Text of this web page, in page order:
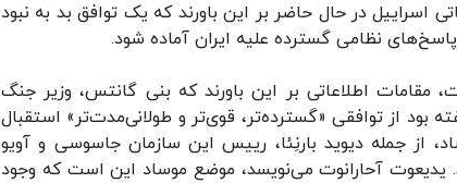
در حال حاضر بر این باورند که یک توافق بد به نبود
نظامی گسترده علیه ایران آماده شود.
مقامات اطلاعاتی بر این باورند که بنی گانتس، وزیر جنگ
از توافقی «گسترده‌تر، قوی‌تر و طولانی‌مدت‌تر» استقبال
از جمله دیوید بارنِئا، رییس این سازمان جاسوسی و آویو
یدیعوت آحارانوت می‌نویسد، موضع موساد این است که وجود